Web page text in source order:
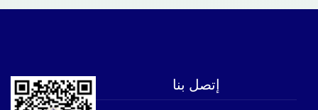
إتصل بنا